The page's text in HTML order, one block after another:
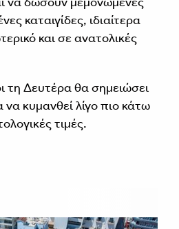
καταιγίδες, ιδιαίτερα
και σε ανατολικές
τη Δευτέρα θα σημειώσει
κυμανθεί λίγο πιο κάτω
τιμές.